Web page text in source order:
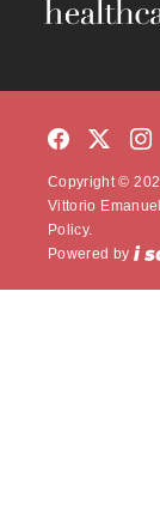
Copyright ©
Vittorio
Policy.
Powered by